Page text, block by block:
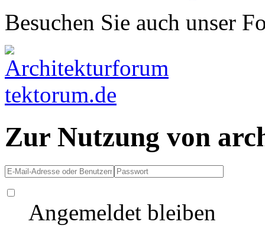
Besuchen Sie auch unser
Zur Nutzung von
Angemeldet bleiben